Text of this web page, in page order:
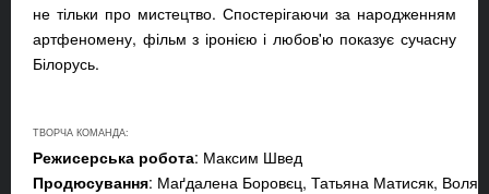
не тільки про мистецтво. Спостерігаючи за народженням
артфеномену, фільм з іронією і любов'ю показує сучасну
Білорусь.
ТВОРЧА КОМАНДА:
Режисерська робота: Максим Швед
Продюсування: Маґдалена Боровєц, Татьяна Матисяк, Воля